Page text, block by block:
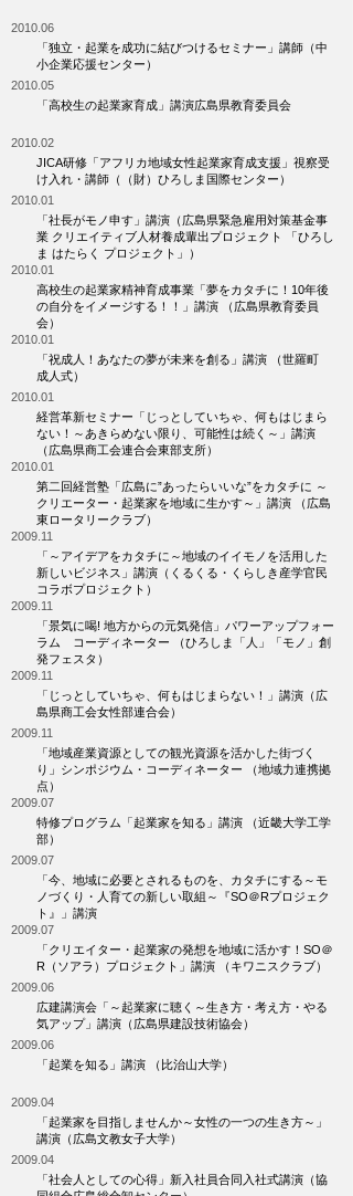
2010.06
「独立・起業を成功に結びつけるセミナー」講師（中
小企業応援センター）
2010.05
「高校生の起業家育成」講演広島県教育委員会
2010.02
JICA研修「アフリカ地域女性起業家育成支援」視察受
け入れ・講師（（財）ひろしま国際センター）
2010.01
「社長がモノ申す」講演（広島県緊急雇用対策基金事
業 クリエイティブ人材養成輩出プロジェクト 「ひろし
ま はたらく プロジェクト」）
2010.01
高校生の起業家精神育成事業「夢をカタチに！10年後
の自分をイメージする！！」講演 （広島県教育委員
会）
2010.01
「祝成人！あなたの夢が未来を創る」講演 （世羅町
成人式）
2010.01
経営革新セミナー「じっとしていちゃ、何もはじまら
ない！～あきらめない限り、可能性は続く～」講演
（広島県商工会連合会東部支所）
2010.01
第二回経営塾「広島に”あったらいいな”をカタチに ～
クリエーター・起業家を地域に生かす～」講演 （広島
東ロータリークラブ）
2009.11
「～アイデアをカタチに～地域のイイモノを活用した
新しいビジネス」講演（くるくる・くらしき産学官民
コラボプロジェクト）
2009.11
「景気に喝! 地方からの元気発信」パワーアップフォー
ラム コーディネーター （ひろしま「人」「モノ」創
発フェスタ）
2009.11
「じっとしていちゃ、何もはじまらない！」講演（広
島県商工会女性部連合会）
2009.11
「地域産業資源としての観光資源を活かした街づく
り」シンポジウム・コーディネーター （地域力連携拠
点）
2009.07
特修プログラム「起業家を知る」講演 （近畿大学工学
部）
2009.07
「今、地域に必要とされるものを、カタチにする～モ
ノづくり・人育ての新しい取組～『SO＠Rプロジェク
ト』」講演
2009.07
「クリエイター・起業家の発想を地域に活かす！SO＠
R（ソアラ）プロジェクト」講演 （キワニスクラブ）
2009.06
広建講演会「～起業家に聴く～生き方・考え方・やる
気アップ」講演（広島県建設技術協会）
2009.06
「起業を知る」講演 （比治山大学）
2009.04
「起業家を目指しませんか～女性の一つの生き方～」
講演（広島文教女子大学）
2009.04
「社会人としての心得」新入社員合同入社式講演（協